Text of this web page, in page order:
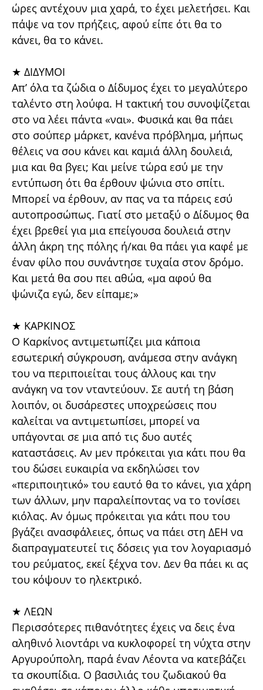
ώρες αντέχουν μια χαρά, το έχει μελετήσει. Και
πάψε να τον πρήζεις, αφού είπε ότι θα το
κάνει, θα το κάνει.
★ ΔΙΔΥΜΟΙ
Απ’ όλα τα ζώδια ο Δίδυμος έχει το μεγαλύτερο
ταλέντο στη λούφα. Η τακτική του συνοψίζεται
στο να λέει πάντα «ναι». Φυσικά και θα πάει
στο σούπερ μάρκετ, κανένα πρόβλημα, μήπως
θέλεις να σου κάνει και καμιά άλλη δουλειά,
μια και θα βγει; Και μείνε τώρα εσύ με την
εντύπωση ότι θα έρθουν ψώνια στο σπίτι.
Μπορεί να έρθουν, αν πας να τα πάρεις εσύ
αυτοπροσώπως. Γιατί στο μεταξύ ο Δίδυμος θα
έχει βρεθεί για μια επείγουσα δουλειά στην
άλλη άκρη της πόλης ή/και θα πάει για καφέ με
έναν φίλο που συνάντησε τυχαία στον δρόμο.
Και μετά θα σου πει αθώα, «μα αφού θα
ψώνιζα εγώ, δεν είπαμε;»
★ ΚΑΡΚΙΝΟΣ
Ο Καρκίνος αντιμετωπίζει μια κάποια
εσωτερική σύγκρουση, ανάμεσα στην ανάγκη
του να περιποιείται τους άλλους και την
ανάγκη να τον νταντεύουν. Σε αυτή τη βάση
λοιπόν, οι δυσάρεστες υποχρεώσεις που
καλείται να αντιμετωπίσει, μπορεί να
υπάγονται σε μια από τις δυο αυτές
καταστάσεις. Αν μεν πρόκειται για κάτι που θα
του δώσει ευκαιρία να εκδηλώσει τον
«περιποιητικό» του εαυτό θα το κάνει, για χάρη
των άλλων, μην παραλείποντας να το τονίσει
κιόλας. Αν όμως πρόκειται για κάτι που του
βγάζει ανασφάλειες, όπως να πάει στη ΔΕΗ να
διαπραγματευτεί τις δόσεις για τον λογαριασμό
του ρεύματος, εκεί ξέχνα τον. Δεν θα πάει κι ας
του κόψουν το ηλεκτρικό.
★ ΛΕΩΝ
Περισσότερες πιθανότητες έχεις να δεις ένα
αληθινό λιοντάρι να κυκλοφορεί τη νύχτα στην
Αργυρούπολη, παρά έναν Λέοντα να κατεβάζει
τα σκουπίδια. Ο βασιλιάς του ζωδιακού θα